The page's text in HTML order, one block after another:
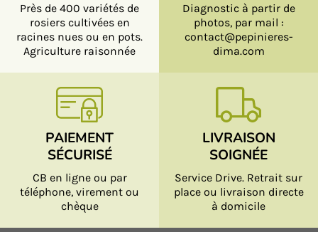
Près de 400 variétés de
rosiers cultivées en
racines nues ou en pots.
Agriculture raisonnée
Diagnostic à partir de
photos, par mail :
contact@pepinieres-
dima.com
PAIEMENT
SÉCURISÉ
CB en ligne ou par
téléphone, virement ou
chèque
LIVRAISON
SOIGNÉE
Service Drive. Retrait sur
place ou livraison directe
à domicile